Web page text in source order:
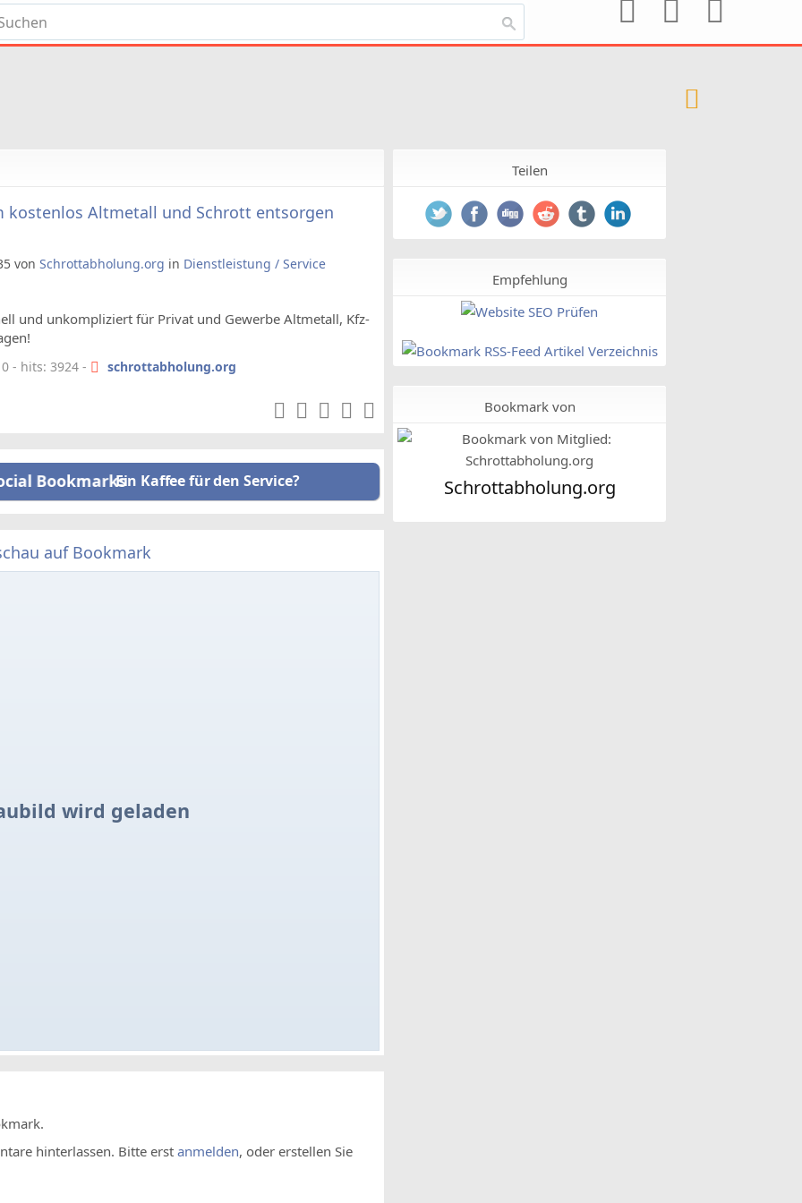
kostenlos Altmetall und Schrott entsorgen
von Schrottabholung.org in Dienstleistung / Service
und unkompliziert für Privat und Gewerbe Altmetall, Kfz-
- hits: 3924 - schrottabholung.org
Ein Kaffee für den Service?
auf Bookmark
wird geladen
hinterlassen. Bitte erst anmelden, oder erstellen Sie
Teilen
Empfehlung
Bookmark von
Schrottabholung.org